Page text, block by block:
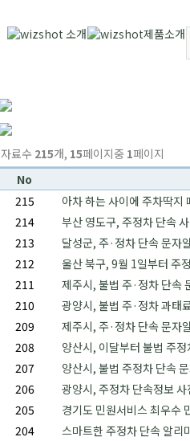
자료수 215개, 15페이지중 1페이지
No
215
아차 하는 사이에 주차딱지
214
부산 영도구, 주정차 단속
213
달성군, 주·정차 단속 문자
212
울산 북구, 9월 1일부터 주
211
제주시, 불법 주·정차 단속
210
광양시, 불법 주·정차 과태
209
제주시, 주·정차 단속 문자
208
양산시, 이달부터 불법 주
207
양산시, 불법 주정차 단속
206
광양시, 주정차 단속정보
205
경기도 민원서비스 최우수
204
스마트한 주정차 단속 알리